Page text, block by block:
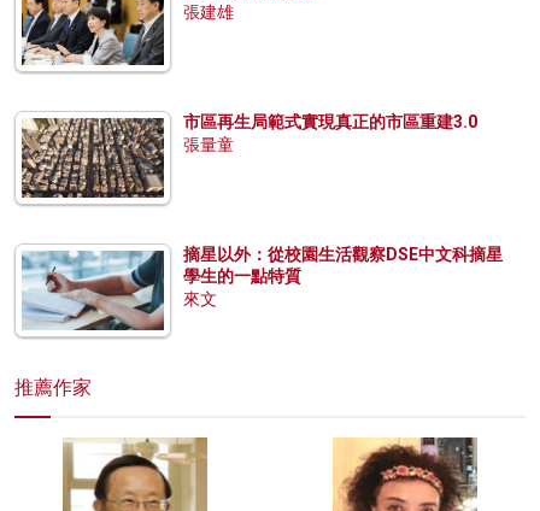
張建雄
市區再生局範式實現真正的市區重建3.0
張量童
摘星以外：從校園生活觀察DSE中文科摘星
學生的一點特質
來文
推薦作家